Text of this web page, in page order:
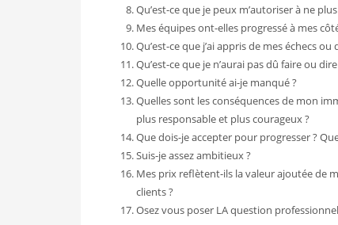
Qu’est-ce que je peux m’autoriser à ne
Mes équipes ont-elles progressé à mes
Qu’est-ce que j’ai appris de mes échecs ou
Qu’est-ce que je n’aurai pas dû faire ou
Quelle opportunité ai-je manqué ?
Quelles sont les conséquences de mon
plus responsable et plus courageux ?
Que dois-je accepter pour progresser ?
Suis-je assez ambitieux ?
Mes prix reflètent-ils la valeur ajoutée de
clients ?
Osez vous poser LA question